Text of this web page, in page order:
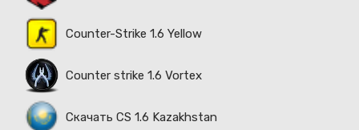
Counter-Strike 1.6 Yellow
Counter strike 1.6 Vortex
Скачать CS 1.6 Kazakhstan